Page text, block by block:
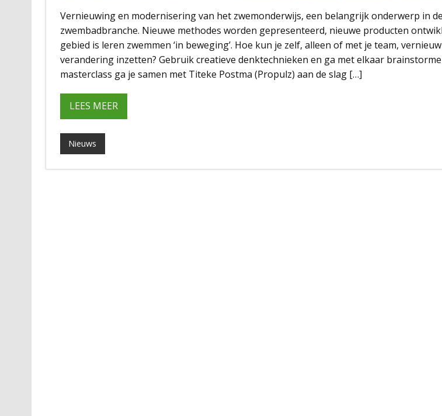
Vernieuwing en modernisering van het zwemonderwijs, een belangrijk onderwerp in de
zwembadbranche. Nieuwe methodes worden gepresenteerd, nieuwe producten
gebied is leren zwemmen ‘in beweging’. Hoe kun je zelf, alleen of met je team,
verandering inzetten? Gebruik creatieve denktechnieken en ga met elkaar
masterclass ga je samen met Titeke Postma (Propulz) aan de slag […]
LEES MEER
Nieuws